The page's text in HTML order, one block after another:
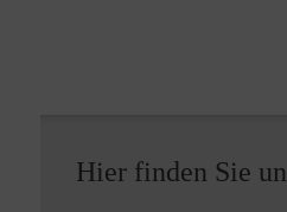
Hier finden Sie